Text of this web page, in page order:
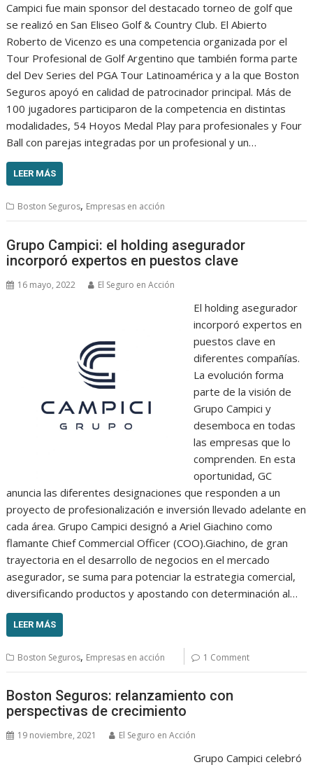
Campici fue main sponsor del destacado torneo de golf que
se realizó en San Eliseo Golf & Country Club. El Abierto
Roberto de Vicenzo es una competencia organizada por el
Tour Profesional de Golf Argentino que también forma parte
del Dev Series del PGA Tour Latinoamérica y a la que Boston
Seguros apoyó en calidad de patrocinador principal. Más de
100 jugadores participaron de la competencia en distintas
modalidades, 54 Hoyos Medal Play para profesionales y Four
Ball con parejas integradas por un profesional y un…
LEER MÁS
Boston Seguros, Empresas en acción
Grupo Campici: el holding asegurador
incorporó expertos en puestos clave
16 mayo, 2022 El Seguro en Acción
El holding asegurador
incorporó expertos en
puestos clave en
diferentes compañías.
La evolución forma
parte de la visión de
Grupo Campici y
desemboca en todas
las empresas que lo
comprenden. En esta
oportunidad, GC
anuncia las diferentes designaciones que responden a un
proyecto de profesionalización e inversión llevado adelante en
cada área. Grupo Campici designó a Ariel Giachino como
flamante Chief Commercial Officer (COO).Giachino, de gran
trayectoria en el desarrollo de negocios en el mercado
asegurador, se suma para potenciar la estrategia comercial,
diversificando productos y apostando con determinación al…
LEER MÁS
Boston Seguros, Empresas en acción 1 Comment
Boston Seguros: relanzamiento con
perspectivas de crecimiento
19 noviembre, 2021 El Seguro en Acción
Grupo Campici celebró